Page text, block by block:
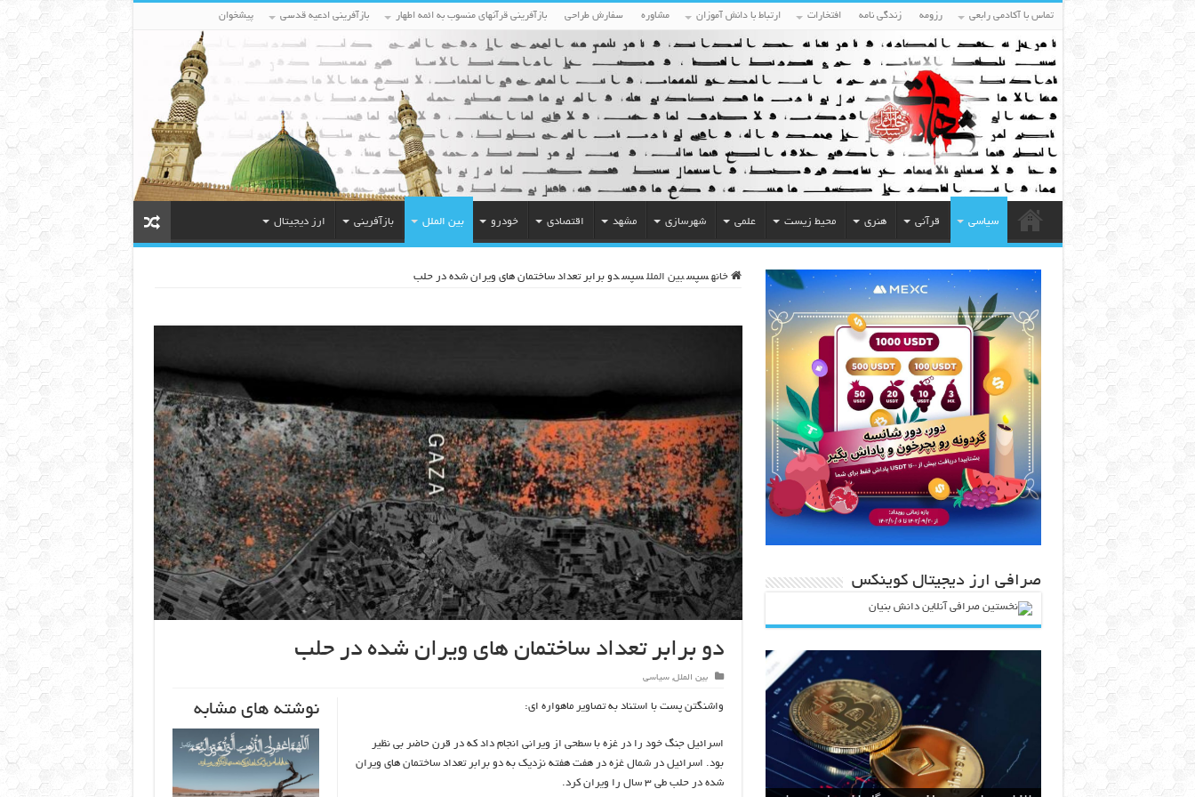
تماس با آکادمی رابعی رزومه زندگی نامه افتخارات ارتباط با دانش آموزان مشاوره سفارش طراحی بازآفرینی قرآنهای منسوب به ائمه اطهار بازآفرینی ادعیه قدسی پیشخوان
سیاسی قرآنی هنری محیط زیست علمی شهرسازی مشهد اقتصادی خودرو بین الملل بازآفرینی ارز دیجیتال
خانه سپس بین الملل سپس دو برابر تعداد ساختمان های ویران شده در حلب
دو برابر تعداد ساختمان های ویران شده در حلب
بین الملل,سیاسی
نوشته های مشابه واشنگتن پست با استناد به تصاویر ماهواره ای:
اسرائیل جنگ خود را در غزه با سطحی از ویرانی انجام داد که در قرن حاضر بی نظیر
بود. اسرائیل‌ در شمال غزه در هفت هفته نزدیک به دو برابر تعداد ساختمان های ویران
شده در حلب طی ٣ سال را ویران کرد.
صرافی ارز دیجیتال کوینکس